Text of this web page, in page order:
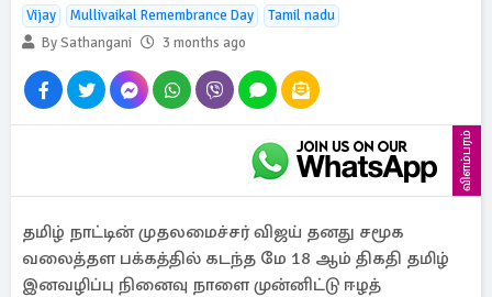
Vijay Mullivaikal Remembrance Day
Tamil nadu
By Sathangani
3 months ago
விளம்பரம்
தமிழ் நாட்டின் முதலமைச்சர் விஜய் தனது சமூக
வலைத்தள பக்கத்தில் கடந்த மே 18 ஆம் திகதி தமிழ்
இனவழிப்பு நினைவு நாளை முன்னிட்டு ஈழத்